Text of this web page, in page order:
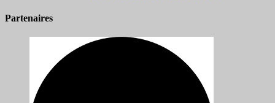
Partenaires